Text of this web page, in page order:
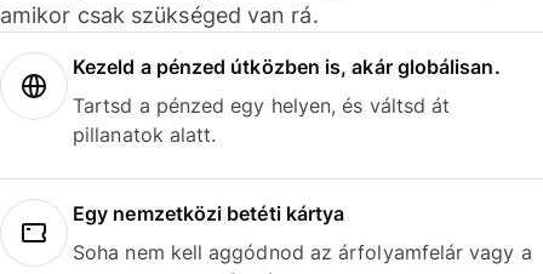
amikor csak szükséged van rá.
Kezeld a pénzed útközben is, akár globálisan.
Tartsd a pénzed egy helyen, és váltsd át
pillanatok alatt.
Egy nemzetközi betéti kártya
Soha nem kell aggódnod az árfolyamfelár vagy a